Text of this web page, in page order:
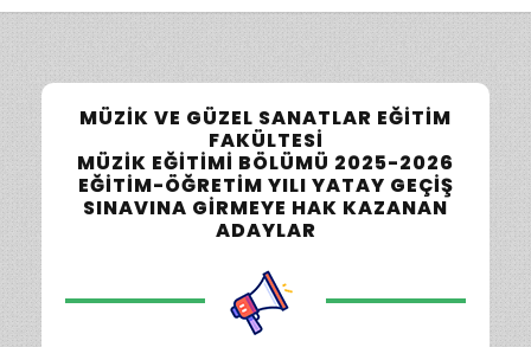
MÜZIK VE GÜZEL SANATLAR EĞITIM
FAKÜLTESI
MÜZIK EĞITIMI BÖLÜMÜ 2025-2026
EĞITIM-ÖĞRETIM YILI YATAY GEÇIŞ
SINAVINA GIRMEYE HAK KAZANAN
ADAYLAR